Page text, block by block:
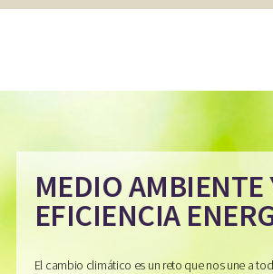
MEDIO AMBIENTE
EFICIENCIA
El cambio climático es un reto que nos une a